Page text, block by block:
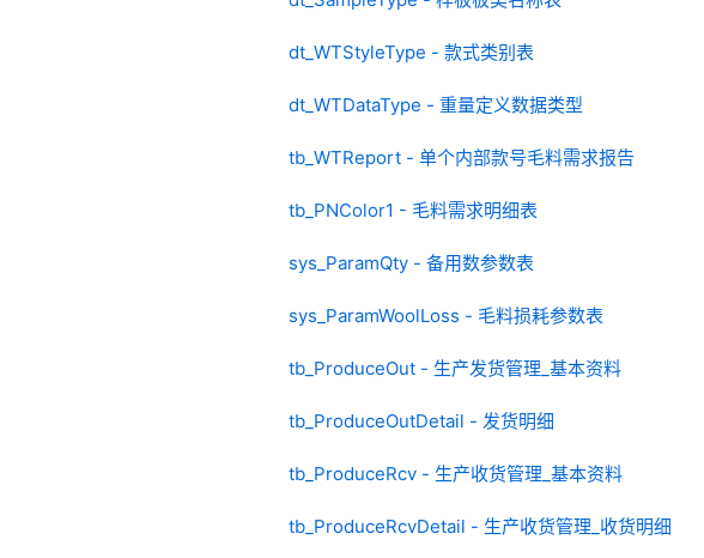
dt_WTStyleType - 款式类别表
dt_WTDataType - 重量定义数据类型
tb_WTReport - 单个内部款号毛料需求报告
tb_PNColor1 - 毛料需求明细表
sys_ParamQty - 备用数参数表
sys_ParamWoolLoss - 毛料损耗参数表
tb_ProduceOut - 生产发货管理_基本资料
tb_ProduceOutDetail - 发货明细
tb_ProduceRcv - 生产收货管理_基本资料
tb_ProduceRcvDetail - 生产收货管理_收货明细